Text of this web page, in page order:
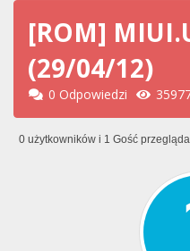
[ROM]
(29/04/12)
0 Odpowiedzi
0 użytkowników i 1 Gość